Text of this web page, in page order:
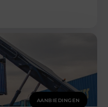
AANBIEDINGEN